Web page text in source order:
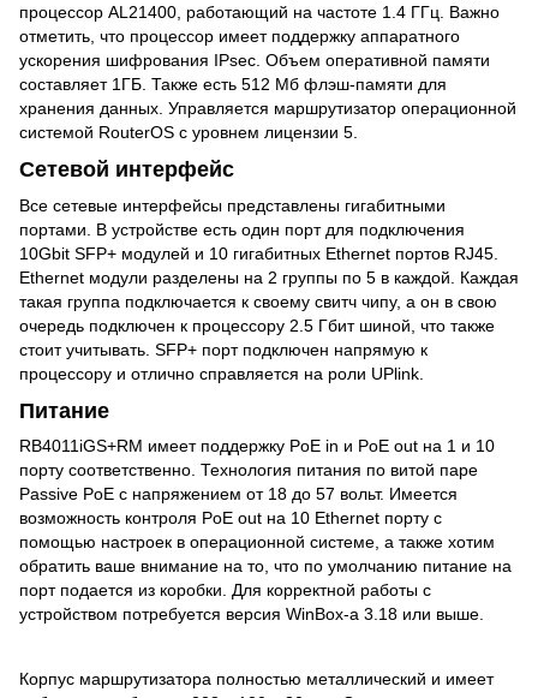
процессор AL21400, работающий на частоте 1.4 ГГц. Важно
отметить, что процессор имеет поддержку аппаратного
ускорения шифрования IPsec. Объем оперативной памяти
составляет 1ГБ. Также есть 512 Мб флэш-памяти для
хранения данных. Управляется маршрутизатор операционной
системой RouterOS с уровнем лицензии 5.
Сетевой интерфейс
Все сетевые интерфейсы представлены гигабитными
портами. В устройстве есть один порт для подключения
10Gbit SFP+ модулей и 10 гигабитных Ethernet портов RJ45.
Ethernet модули разделены на 2 группы по 5 в каждой. Каждая
такая группа подключается к своему свитч чипу, а он в свою
очередь подключен к процессору 2.5 Гбит шиной, что также
стоит учитывать. SFP+ порт подключен напрямую к
процессору и отлично справляется на роли UPlink.
Питание
RB4011iGS+RM имеет поддержку PoE in и PoE out на 1 и 10
порту соответственно. Технология питания по витой паре
Passive PoE с напряжением от 18 до 57 вольт. Имеется
возможность контроля PoE out на 10 Ethernet порту с
помощью настроек в операционной системе, а также хотим
обратить ваше внимание на то, что по умолчанию питание на
порт подается из коробки. Для корректной работы с
устройством потребуется версия WinBox-a 3.18 или выше.
Корпус маршрутизатора полностью металлический и имеет